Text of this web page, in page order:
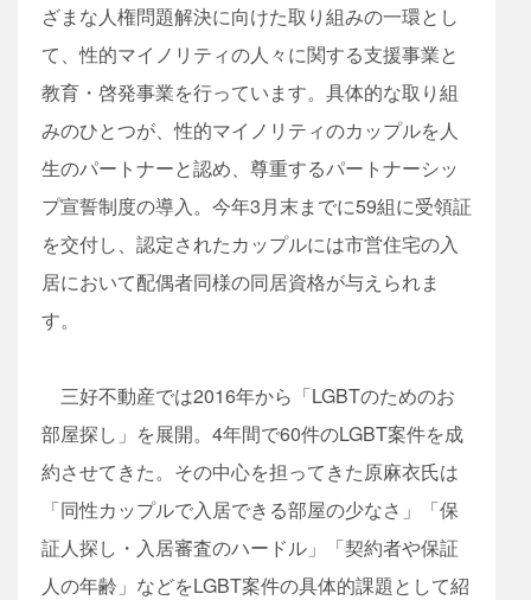
ざまな人権問題解決に向けた取り組みの一環とし
て、性的マイノリティの人々に関する支援事業と
教育・啓発事業を行っています。具体的な取り組
みのひとつが、性的マイノリティのカップルを人
生のパートナーと認め、尊重するパートナーシッ
プ宣誓制度の導入。今年3月末までに59組に受領証
を交付し、認定されたカップルには市営住宅の入
居において配偶者同様の同居資格が与えられま
す。
三好不動産では2016年から「LGBTのためのお
部屋探し」を展開。4年間で60件のLGBT案件を成
約させてきた。その中心を担ってきた原麻衣氏は
「同性カップルで入居できる部屋の少なさ」「保
証人探し・入居審査のハードル」「契約者や保証
人の年齢」などをLGBT案件の具体的課題として紹